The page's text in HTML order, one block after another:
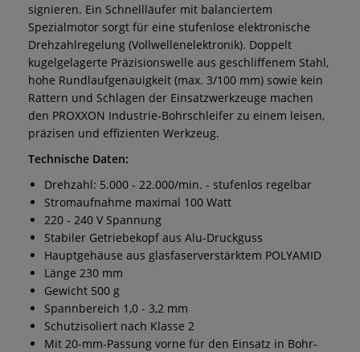
signieren. Ein Schnellläufer mit balanciertem
Spezialmotor sorgt für eine stufenlose elektronische
Drehzahlregelung (Vollwellenelektronik). Doppelt
kugelgelagerte Präzisionswelle aus geschliffenem Stahl,
hohe Rundlaufgenauigkeit (max. 3/100 mm) sowie kein
Rattern und Schlagen der Einsatzwerkzeuge machen
den PROXXON Industrie-Bohrschleifer zu einem leisen,
präzisen und effizienten Werkzeug.
Technische Daten:
Drehzahl: 5.000 - 22.000/min. - stufenlos regelbar
Stromaufnahme maximal 100 Watt
220 - 240 V Spannung
Stabiler Getriebekopf aus Alu-Druckguss
Hauptgehäuse aus glasfaserverstärktem POLYAMID
Länge 230 mm
Gewicht 500 g
Spannbereich 1,0 - 3,2 mm
Schutzisoliert nach Klasse 2
Mit 20-mm-Passung vorne für den Einsatz in Bohr-